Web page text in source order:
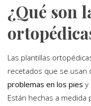
¿Qué son
Las plantillas
recetados que se usan
problemas en los pies y
Están hechas a medida